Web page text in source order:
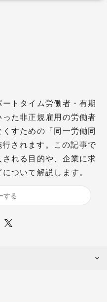
トタイム労働者・有期
た非正規雇用の労働者
すための「同一労働同
されます。この記事で
れる目的や、企業に求
ついて解説します。
する